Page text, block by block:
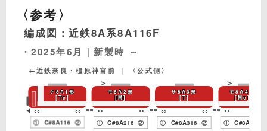
〈参考〉
編成図：近鉄8A系8A116F
・2025年6月｜新製時 ～
←近鉄奈良・橿原神宮前 ｜ 〈公式側〉
◀ ○○ ○○
ク8A1形
[Tc]
=
① C#8A116 ②
= ●● ●●
モ8A2形
[M]
=
① C#8A216 ②
= ○○ ○○
サ8A3形
[T]
=
① C#8A316 ②
= ●●
モ8A4形
[Mc]
① C#8A416